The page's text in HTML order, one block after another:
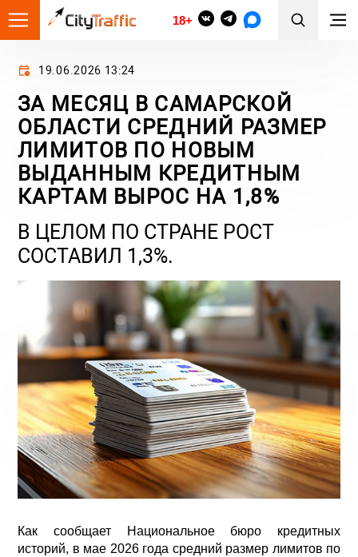
18+
19.06.2026 13:24
ЗА МЕСЯЦ В САМАРСКОЙ
ОБЛАСТИ СРЕДНИЙ РАЗМЕР
ЛИМИТОВ ПО НОВЫМ
ВЫДАННЫМ КРЕДИТНЫМ
КАРТАМ ВЫРОС НА 1,8%
В ЦЕЛОМ ПО СТРАНЕ РОСТ
СОСТАВИЛ 1,3%.
Как сообщает Национальное бюро кредитных
историй, в мае 2026 года средний размер лимитов по